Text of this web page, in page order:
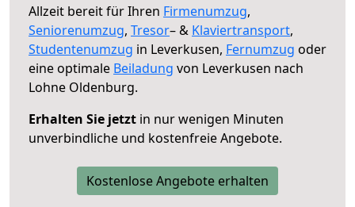
Allzeit bereit für Ihren Firmenumzug,
Seniorenumzug, Tresor– & Klaviertransport,
Studentenumzug in Leverkusen, Fernumzug oder
eine optimale Beiladung von Leverkusen nach
Lohne Oldenburg.
Erhalten Sie jetzt in nur wenigen Minuten
unverbindliche und kostenfreie Angebote.
Kostenlose Angebote erhalten